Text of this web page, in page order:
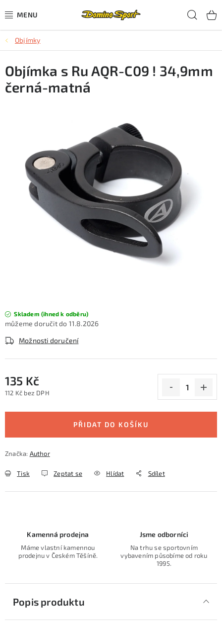
na
CYKLISTIKA
SJEZDOVÉ LYŽOVÁNÍ
SKIALPOVÉ LYŽOVÁNÍ
BĚHÁNÍ
TIPY NA DÁRKY
Objímky
Skladem (ihned k odběru)
11.8.2026
Možnosti doručení
135 Kč
112 Kč bez DPH
PŘIDAT DO KOŠÍKU
Značka: Author
Tisk Zeptat se Hlídat Sdílet
Objímka s Ru AQR-C09 ! 34,9mm
černá-matná
Kamenná prodejna
Máme vlastní kamennou
prodejnu v Českém Těšíně.
Jsme odborníci
Na trhu se sportovním
vybavením působíme od roku
1995.
Popis produktu